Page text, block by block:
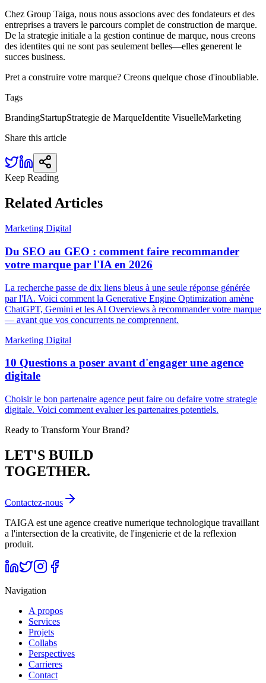
Chez Group Taiga, nous nous associons avec des fondateurs et des
entreprises a travers le parcours complet de construction de marque.
De la strategie initiale a la gestion continue de marque, nous creons
des identites qui ne sont pas seulement belles—elles generent le
succes business.
Pret a construire votre marque? Creons quelque chose d'inoubliable.
Tags
BrandingStartupStrategie de MarqueIdentite VisuelleMarketing
Share this article
Keep Reading
RelatedArticles
Marketing Digital
Du SEO au GEO : comment faire recommander
votre marque par l'IA en 2026
La recherche passe de dix liens bleus à une seule réponse générée
par l'IA. Voici comment la Generative Engine Optimization amène
ChatGPT, Gemini et les AI Overviews à recommander votre marque
— avant que vos concurrents ne comprennent.
Marketing Digital
10 Questions a poser avant d'engager une agence
digitale
Choisir le bon partenaire agence peut faire ou defaire votre strategie
digitale. Voici comment evaluer les partenaires potentiels.
Ready to Transform Your Brand?
LET'S BUILD
TOGETHER.
Contactez-nous
TAIGA est une agence creative numerique technologique travaillant
a l'intersection de la creativite, de l'ingenierie et de la reflexion
produit.
Navigation
A propos
Services
Projets
Collabs
Perspectives
Carrieres
Contact